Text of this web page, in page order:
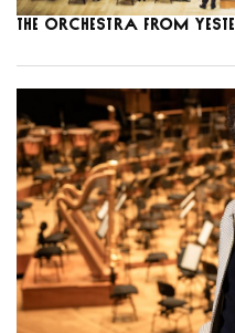
The orchestra from